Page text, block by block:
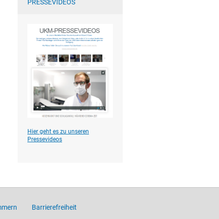
PRESSEVIDEOS
Hier geht es zu unseren
Pressevideos
Barrierefreiheit